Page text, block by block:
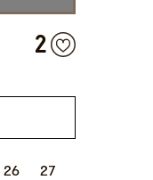
2
26 27